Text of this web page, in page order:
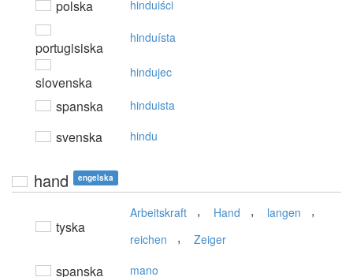
polska hinduiści
portugisiska
hinduísta
slovenska
hindujec
spanska hinduista
svenska hindu
hand engelska
tyska
Arbeitskraft , Hand , langen ,
reichen , Zeiger
spanska mano